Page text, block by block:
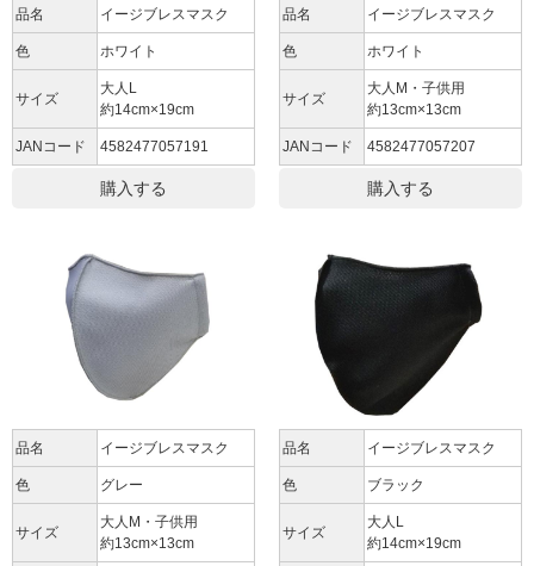
品名 イージブレスマスク
色 ホワイト
サイズ
大人L
約14cm×19cm
JANコード 4582477057191
購入する
品名 イージブレスマスク
色 ホワイト
サイズ
大人M・子供用
約13cm×13cm
JANコード 4582477057207
購入する
品名 イージブレスマスク
色 グレー
サイズ
大人M・子供用
約13cm×13cm
品名 イージブレスマスク
色 ブラック
サイズ
大人L
約14cm×19cm